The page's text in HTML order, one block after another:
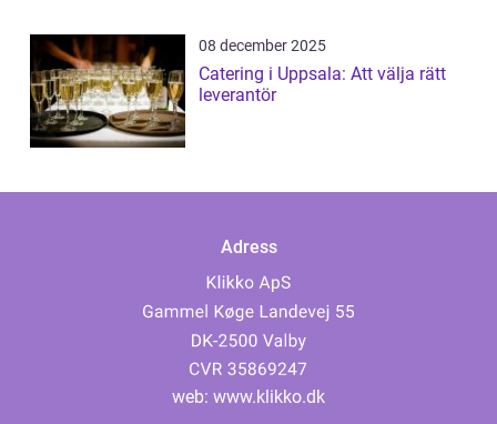
08 december 2025
Catering i Uppsala: Att välja rätt
leverantör
Adress
web: www.klikko.dk